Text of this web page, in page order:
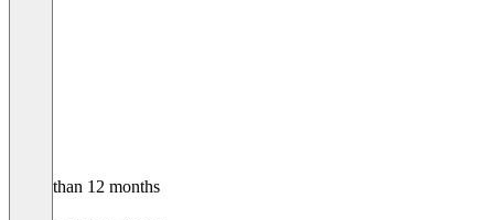
Older than 12 months